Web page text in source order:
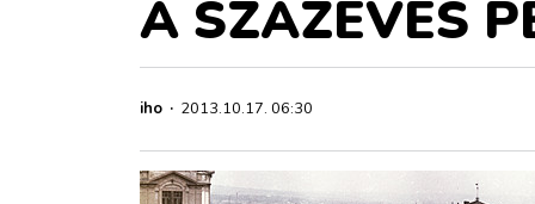
KÖZLEKEDÉSFEJLESZTÉS
A SZÁZÉVES
iho · 2013.10.17. 06:30